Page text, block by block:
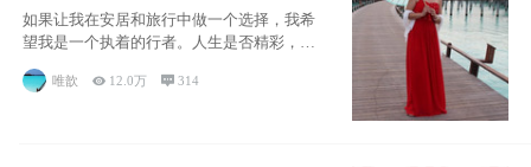
的留恋）
如果让我在安居和旅行中做一个选择，我希
望我是一个执着的行者。人生是否精彩，都
源于自己
唯歆  12.0万  314